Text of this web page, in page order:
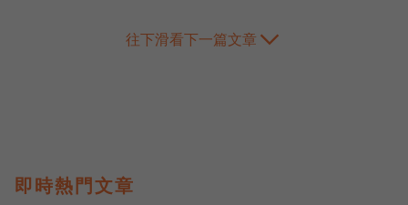
往下滑看下一篇文章
即時熱門文章